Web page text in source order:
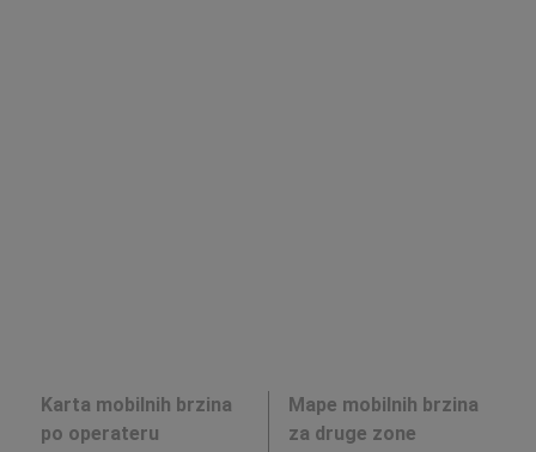
Karta mobilnih brzina
po operateru
Mape mobilnih brzina
za druge zone